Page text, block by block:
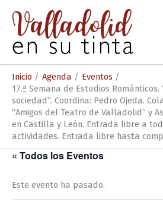
contenido
Inicio Agenda
Eventos
17.ª Semana de Estudios Románticos.
sociedad”. Coordina: Pedro Ojeda.
“Amigos del Teatro de Valladolid” y
en Castilla y León. Entrada libre a
actividades. Entrada libre hasta
« Todos los Eventos
Este evento ha pasado.